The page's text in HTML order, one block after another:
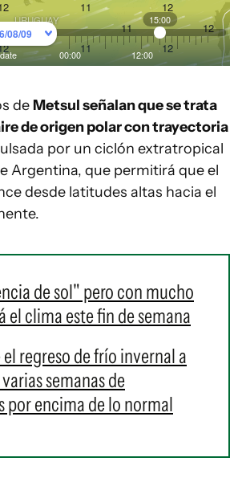
de Metsul señalan que se trata
de origen polar con trayectoria
por un ciclón extratropical
Argentina, que permitirá que el
desde latitudes altas hacia el
de sol" pero con mucho
el clima este fin de semana
regreso de frío invernal a
semanas de
por encima de lo normal